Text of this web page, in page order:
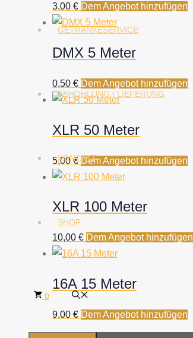
GETRÄNKESERVICE
ABHOHLUNG | LIEFERUNG
KONTAKT
SHOP
0
3,00 € Dem Angebot hinzufügen
DMX 5 Meter
0,50 € Dem Angebot hinzufügen
XLR 50 Meter
5,00€ Dem Angebot hinzufügen
XLR 100 Meter
10,00 € Dem Angebot hinzufügen
16A 15 Meter
9,00 € Dem Angebot hinzufügen